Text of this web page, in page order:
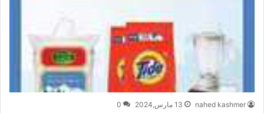
nahed kashmer 13 مارس,2024 0